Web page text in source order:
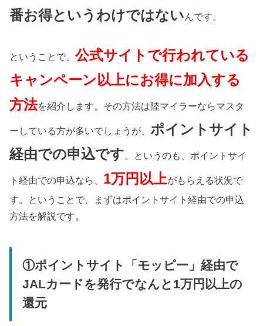
番お得というわけではないんです。
ということで、公式サイトで行われている
キャンペーン以上にお得に加入する
方法を紹介します。その方法は陸マイラーならマスタ
ーしている方が多いでしょうが、ポイントサイト
経由での申込です。というのも、ポイントサイ
ト経由での申込なら、 1万円以上がもらえる状況で
す。ということで、まずはポイントサイト経由での申込
方法を解説です。
①ポイントサイト「モッピー」経由で
JALカードを発行でなんと1万円以上の
還元